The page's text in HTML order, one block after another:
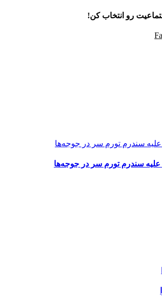
رو انتخاب کن!